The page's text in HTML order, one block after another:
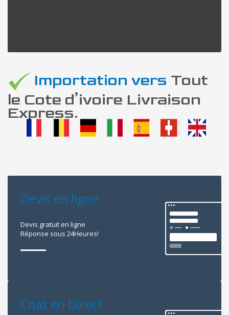
Importation vers Tout
le Cote d’ivoire Livraison
Express.
Devis en ligne
Devis gratuit en ligne
Réponse sous 24Heures!
Chat en Direct